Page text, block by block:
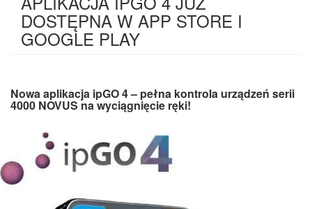
DOSTĘPNA W APP STORE I
GOOGLE PLAY
Nowa aplikacja ipGO 4 – pełna kontrola urządzeń serii
4000 NOVUS na wyciągnięcie ręki!